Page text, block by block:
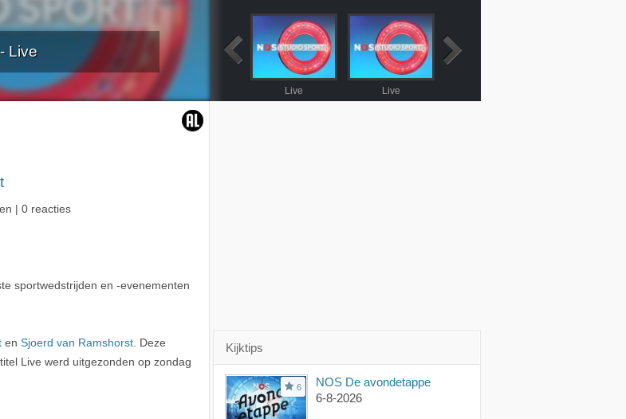
Live
| 0 reacties
sportwedstrijden en -evenementen
en Sjoerd van Ramshorst . Deze
Live werd uitgezonden op zondag
Live Live
Kijktips
6
NOS De avondetappe
6-8-2026